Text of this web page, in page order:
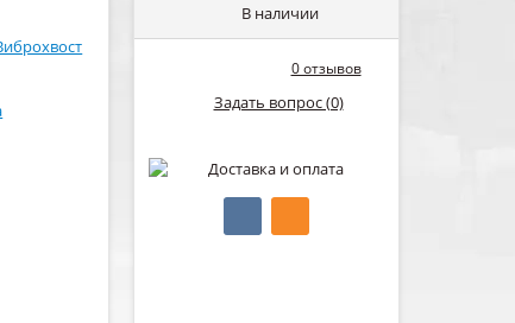
В наличии
0 отзывов
Задать вопрос (0)